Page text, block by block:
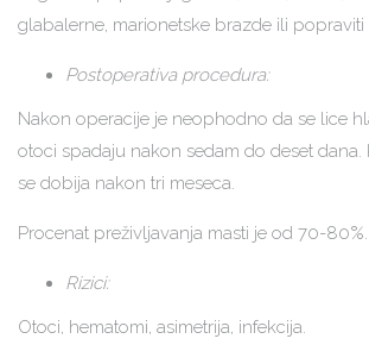
glabalerne, marionetske brazde ili popraviti
Postoperativa procedura:
Nakon operacije je neophodno da se lice
otoci spadaju nakon sedam do deset dana.
se dobija nakon tri meseca.
Procenat preživljavanja masti je od 70-80%.
Rizici:
Otoci, hematomi, asimetrija, infekcija.